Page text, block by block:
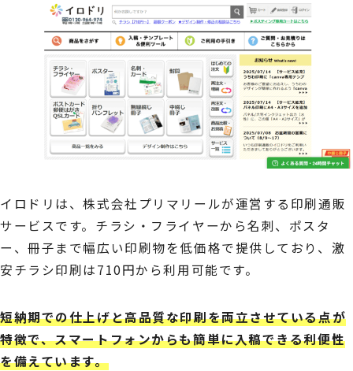
イロドリは、株式会社プリマリールが運営する印刷通販
サービスです。チラシ・フライヤーから名刺、ポスタ
ー、冊子まで幅広い印刷物を低価格で提供しており、激
安チラシ印刷は710円から利用可能です。
短納期での仕上げと高品質な印刷を両立させている点が
特徴で、スマートフォンからも簡単に入稿できる利便性
を備えています。